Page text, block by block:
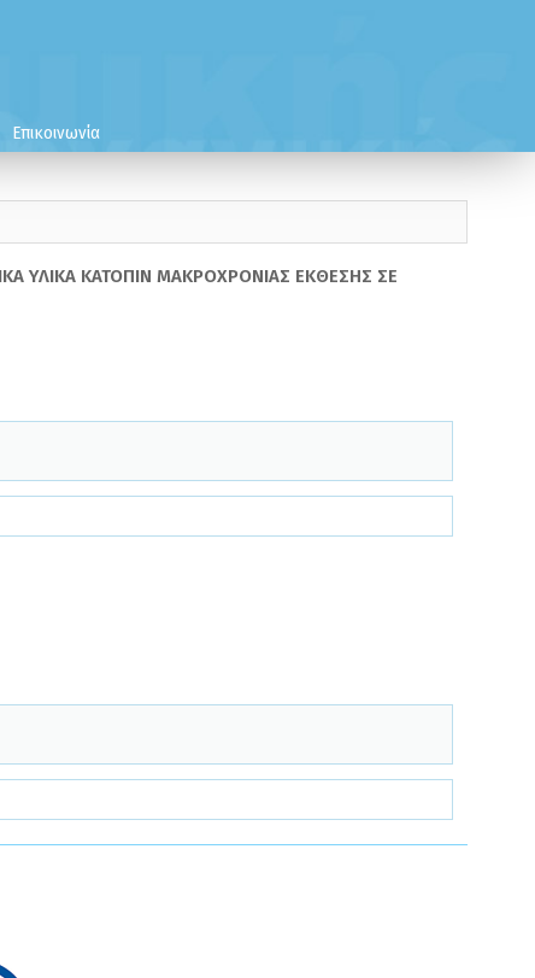
Επικοινωνία
ΥΛΙΚΑ ΚΑΤΟΠΙΝ ΜΑΚΡΟΧΡΟΝΙΑΣ ΕΚΘΕΣΗΣ ΣΕ